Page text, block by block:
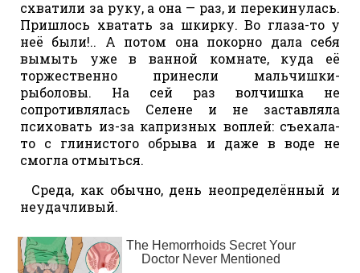
схватили за руку, а она — раз, и перекинулась.
Пришлось хватать за шкирку. Во глаза-то у
неё были!.. А потом она покорно дала себя
вымыть уже в ванной комнате, куда её
торжественно принесли мальчишки-
рыболовы. На сей раз волчишка не
сопротивлялась Селене и не заставляла
психовать из-за капризных воплей: съехала-
то с глинистого обрыва и даже в воде не
смогла отмыться.
Среда, как обычно, день неопределённый и
неудачливый.